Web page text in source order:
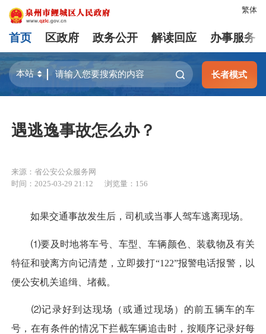
繁体
首页 区政府 政务公开 解读回应 办事服务
长者模式
遇逃逸事故怎么办？
来源：省公安公众服务网
时间：2025-03-29 21:12
浏览量： 156
如果交通事故发生后，司机或当事人驾车逃离现场。
⑴要及时地将车号、车型、车辆颜色、装载物及有关
特征和驶离方向记清楚，立即拨打“122”报警电话报警，以
便公安机关追缉、堵截。
⑵记录好到达现场（或通过现场）的前五辆车的车
号，在有条件的情况下拦截车辆追击时，按顺序记录好每